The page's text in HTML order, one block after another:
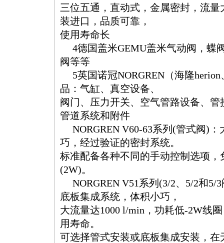
三位五通，直动式，金属密封，流量
装进口，品质可靠，
使用寿命长
4德国盖米GEMU盖米气动阀，蝶
阀等等
5英国诺冠NORGREN（海隆herion
品：气缸、真空设备、
阀门、压力开关、空气管路设备、管
管道系统和附件
NORGREN V60-63系列(管式阀)：
巧，经过验证的密封系统。
标准配备各种不同的手动控制选项，
(2W)。
NORGREN V51系列(3/2、5/2和5/
底板集成系统，体积小巧，
大流量达1000 l/min，功耗低-2W线
用寿命。
可选择管式安装或底板集成安装，在